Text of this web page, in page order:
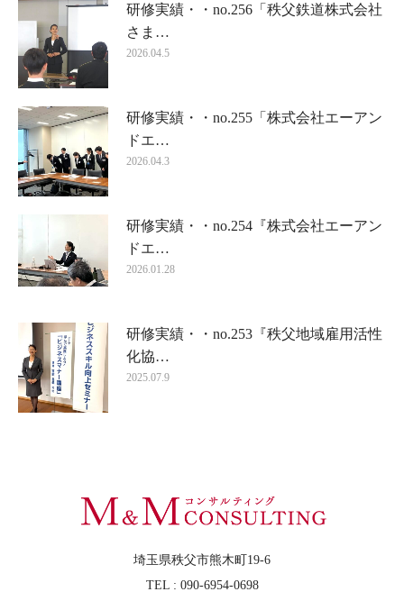
研修実績・・no.256「秩父鉄道株式会社
さま…
2026.04.5
研修実績・・no.255「株式会社エーアン
ドエ…
2026.04.3
研修実績・・no.254『株式会社エーアン
ドエ…
2026.01.28
研修実績・・no.253『秩父地域雇用活性
化協…
2025.07.9
埼玉県秩父市熊木町19-6
TEL : 090-6954-0698